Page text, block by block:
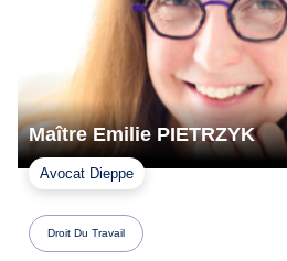
Maître Emilie PIETRZYK
Avocat Dieppe
Droit Du Travail